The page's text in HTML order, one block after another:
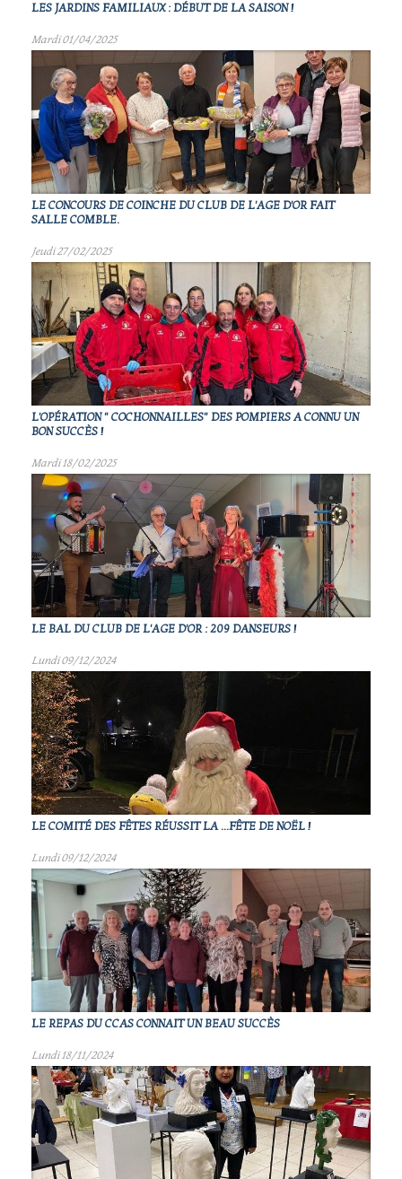
LES JARDINS FAMILIAUX : DÉBUT DE LA SAISON !
Mardi 01/04/2025
LE CONCOURS DE COINCHE DU CLUB DE L'AGE D'OR FAIT
SALLE COMBLE.
Jeudi 27/02/2025
L'OPÉRATION " COCHONNAILLES" DES POMPIERS A CONNU UN
BON SUCCÈS !
Mardi 18/02/2025
LE BAL DU CLUB DE L'AGE D'OR : 209 DANSEURS !
Lundi 09/12/2024
LE COMITÉ DES FÊTES RÉUSSIT LA ...FÊTE DE NOËL !
Lundi 09/12/2024
LE REPAS DU CCAS CONNAIT UN BEAU SUCCÈS
Lundi 18/11/2024